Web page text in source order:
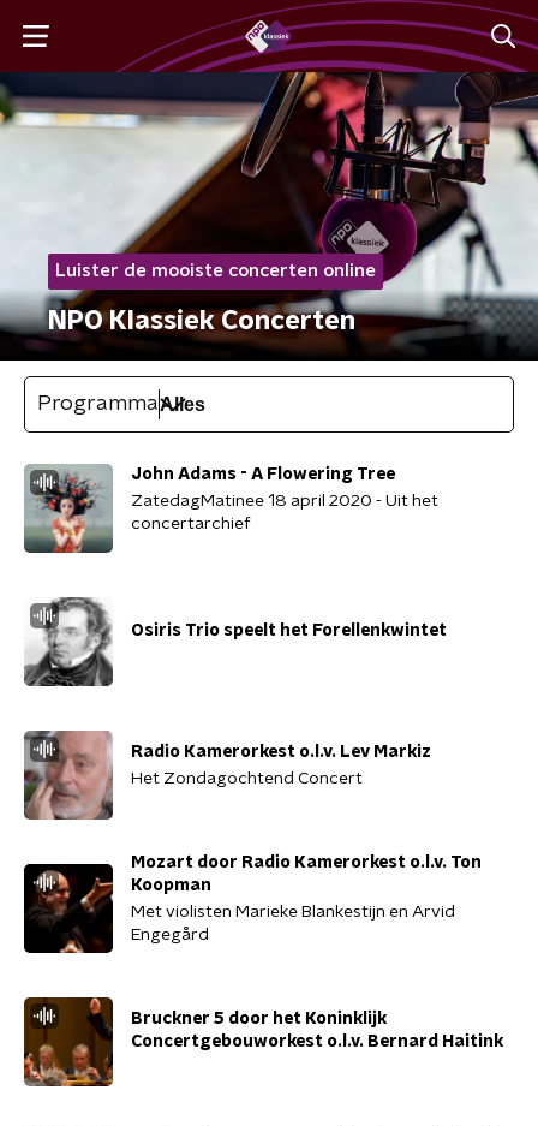
Luister de mooiste concerten online
NPO Klassiek Concerten
Programma
John Adams - A Flowering Tree
ZatedagMatinee 18 april 2020 - Uit het
concertarchief
Osiris Trio speelt het Forellenkwintet
Radio Kamerorkest o.l.v. Lev Markiz
Het Zondagochtend Concert
Mozart door Radio Kamerorkest o.l.v. Ton
Koopman
Met violisten Marieke Blankestijn en Arvid
Engegård
Bruckner 5 door het Koninklijk
Concertgebouworkest o.l.v. Bernard Haitink